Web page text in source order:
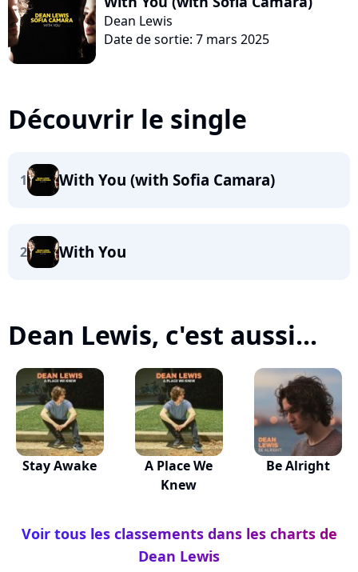
Dean Lewis
Date de sortie: 7 mars 2025
Découvrir le single
1 With You (with Sofia Camara)
2 With You
Dean Lewis, c'est aussi...
Stay Awake
A Place We
Knew
Be Alright
Voir tous les classements dans les charts de
Dean Lewis